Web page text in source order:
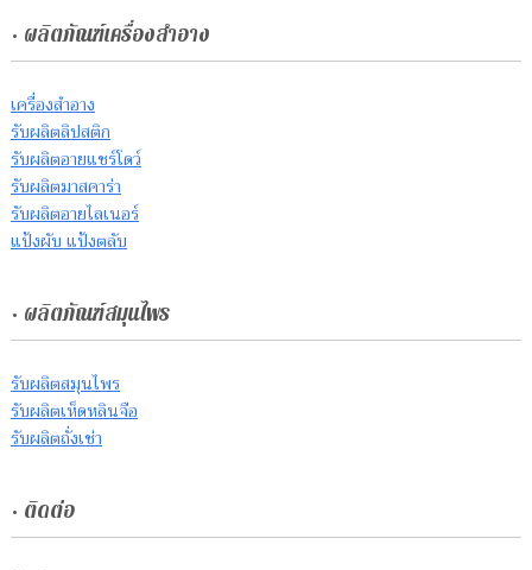
• ผลิตภัณฑ์เครื่องสำอาง
เครื่องสำอาง
รับผลิตลิปสติก
รับผลิตอายแชร์โดว์
รับผลิตมาสคาร่า
รับผลิตอายไลเนอร์
แป้งผับ แป้งตลับ
• ผลิตภัณฑ์สมุนไพร
รับผลิตสมุนไพร
รับผลิตเห็ดหลินจือ
รับผลิตถั่งเช่า
• ติดต่อ